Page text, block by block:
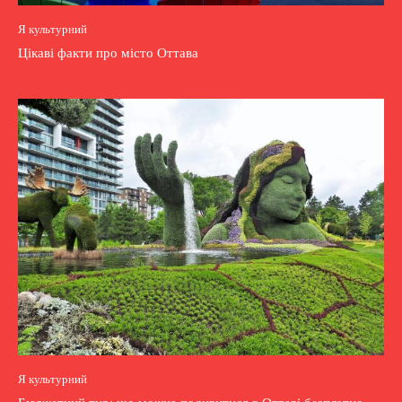
Я культурний
Цікаві факти про місто Оттава
Я культурний